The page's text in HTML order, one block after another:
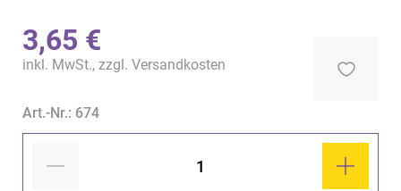
3,65 €
inkl. MwSt., zzgl. Versandkosten
Art.-Nr.: 674